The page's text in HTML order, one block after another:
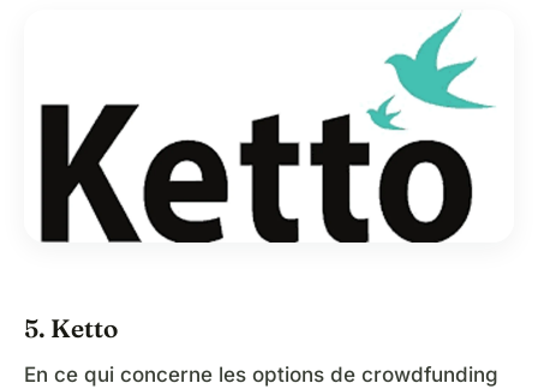
5. Ketto
En ce qui concerne les options de crowdfunding